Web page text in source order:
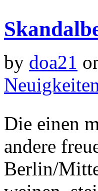
by doa21
Die einen
andere
Berlin/